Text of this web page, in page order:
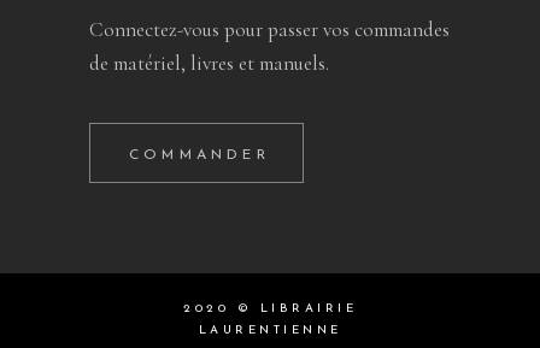
Connectez-vous pour passer vos commandes
de matériel, livres et manuels.
COMMANDER
2020 © LIBRAIRIE
LAURENTIENNE